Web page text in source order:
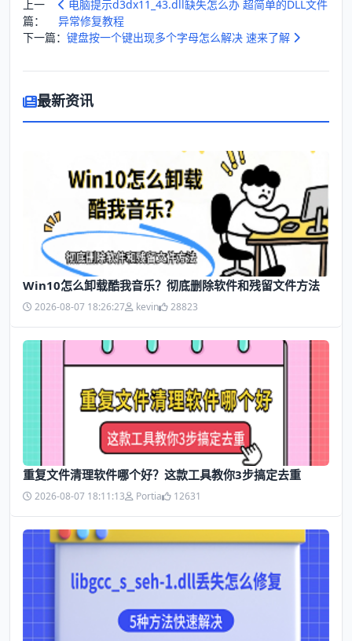
上一
篇：
电脑提示d3dx11_43.dll缺失怎么办 超简单的DLL文件
异常修复教程
下一篇： 键盘按一个键出现多个字母怎么解决 速来了解
最新资讯
Win10怎么卸载酷我音乐？彻底删除软件和残留文件方法
2026-08-07 18:26:27 kevin 28823
​重复文件清理软件哪个好？这款工具教你3步搞定去重
2026-08-07 18:11:13 Portia 12631